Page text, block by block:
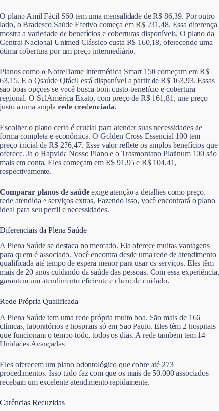
O plano Amil Fácil S60 tem uma mensalidade de R$ 86,39. Por outro
lado, o Bradesco Saúde Efetivo começa em R$ 231,48. Essa diferença
mostra a variedade de benefícios e coberturas disponíveis. O plano da
Central Nacional Unimed Clássico custa R$ 160,18, oferecendo uma
ótima cobertura por um preço intermediário.
Planos como o NotreDame Intermédica Smart 150 começam em R$
63,15. E o Qsaúde Qfácil está disponível a partir de R$ 163,93. Essas
são boas opções se você busca bom custo-benefício e cobertura
regional. O SulAmérica Exato, com preço de R$ 161,81, une preço
justo a uma ampla rede credenciada.
Escolher o plano certo é crucial para atender suas necessidades de
forma completa e econômica. O Golden Cross Essencial 100 tem
preço inicial de R$ 276,47. Esse valor reflete os amplos benefícios que
oferece. Já o Hapvida Nosso Plano e o Trasmontano Platinum 100 são
mais em conta. Eles começam em R$ 91,95 e R$ 104,41,
respectivamente.
Comparar planos de saúde exige atenção a detalhes como preço,
rede atendida e serviços extras. Fazendo isso, você encontrará o plano
ideal para seu perfil e necessidades.
Diferenciais da Plena Saúde
A Plena Saúde se destaca no mercado. Ela oferece muitas vantagens
para quem é associado. Você encontra desde uma rede de atendimento
qualificada até tempo de espera menor para usar os serviços. Eles têm
mais de 20 anos cuidando da saúde das pessoas. Com essa experiência,
garantem um atendimento eficiente e cheio de cuidado.
Rede Própria Qualificada
A Plena Saúde tem uma rede própria muito boa. São mais de 166
clínicas, laboratórios e hospitais só em São Paulo. Eles têm 2 hospitais
que funcionam o tempo todo, todos os dias. A rede também tem 14
Unidades Avançadas.
Eles oferecem um plano odontológico que cobre até 273
procedimentos. Isso tudo faz com que os mais de 50.000 associados
recebam um excelente atendimento rapidamente.
Carências Reduzidas